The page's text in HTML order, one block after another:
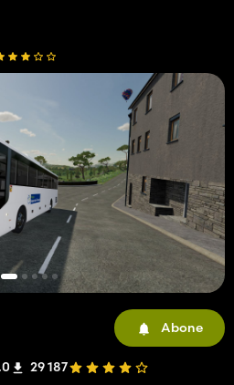
Abone
29 187